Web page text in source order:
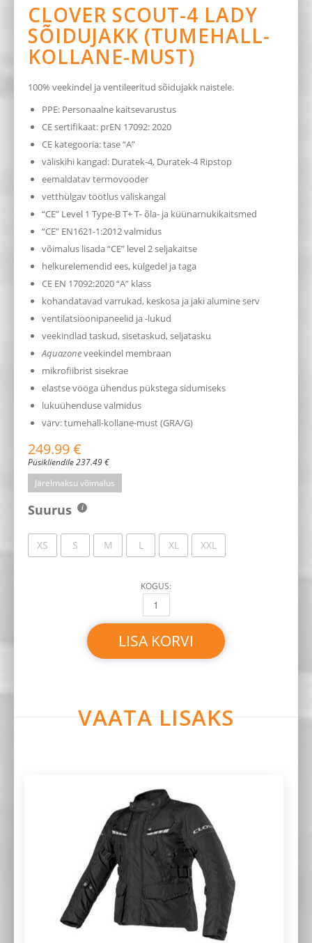
CLOVER SCOUT-4 LADY
SÕIDUJAKK (TUMEHALL-
KOLLANE-MUST)
100% veekindel ja ventileeritud sõidujakk naistele.
PPE: Personaalne kaitsevarustus
CE sertifikaat: prEN 17092: 2020
CE kategooria: tase “A”
väliskihi kangad: Duratek-4, Duratek-4 Ripstop
eemaldatav termovooder
vetthülgav töötlus väliskangal
“CE” Level 1 Type-B T+ T- õla- ja küünarnukikaitsmed
“CE” EN1621-1:2012 valmidus
võimalus lisada “CE” level 2 seljakaitse
helkurelemendid ees, külgedel ja taga
CE EN 17092:2020 “A” klass
kohandatavad varrukad, keskosa ja jaki alumine serv
ventilatsioonipaneelid ja -lukud
veekindlad taskud, sisetaskud, seljatasku
Aquazoneveekindel membraan
mikrofiibrist sisekrae
elastse vööga ühendus pükstega sidumiseks
lukuühenduse valmidus
värv: tumehall-kollane-must (GRA/G)
249.99€
Püsikliendile237.49€
Järelmaksu võimalus
Suurus
XS S M L XL XXL
KOGUS:
CLOVER SCOUT-4 LADY SÕIDUJAKK
LISA KORVI
VAATA LISAKS